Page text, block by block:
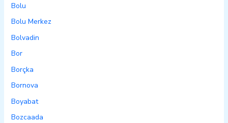
Bolu
Bolu Merkez
Bolvadin
Bor
Borçka
Bornova
Boyabat
Bozcaada